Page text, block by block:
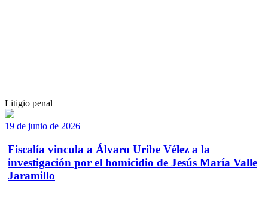
Litigio penal
19 de junio de 2026
Fiscalía vincula a Álvaro Uribe Vélez a la
investigación por el homicidio de Jesús María Valle
Jaramillo